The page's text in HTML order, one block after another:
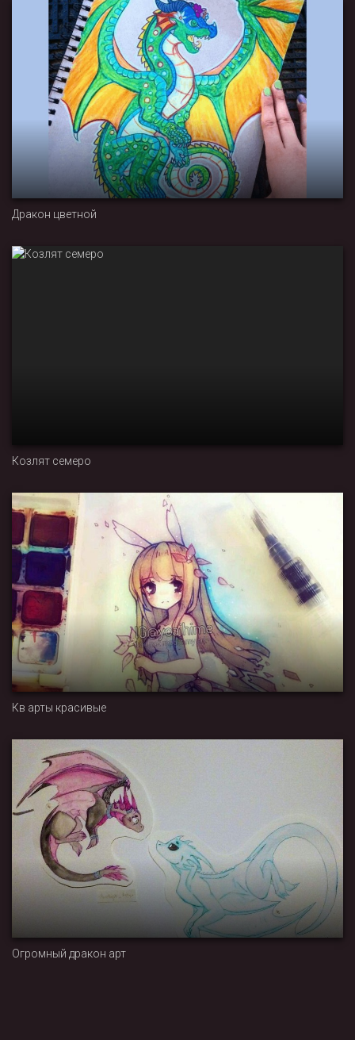
Дракон цветной
Козлят семеро
Кв арты красивые
Огромный дракон арт